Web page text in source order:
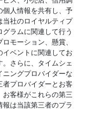
個人情報を共有し、予
当社のロイヤルティプ
ラムに関連して行う
モーション、懸賞、
ベントに関連してお
さらに、タイムシェ
ングプロバイダーな
者プロバイダーとお客
客様がこれらの第三
は当該第三者のプラ